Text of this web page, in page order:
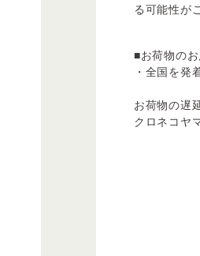
る可能性が
■お荷物の
・全国を発
お荷物の遅
クロネコヤ